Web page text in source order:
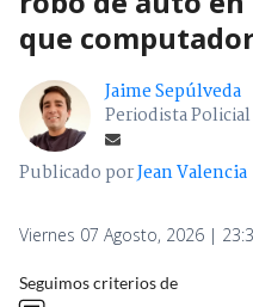
que
Jaime Sepúlveda
Periodista
Publicado porJean Valencia
Viernes 07 Agosto, 2026 |
Seguimos criterios de